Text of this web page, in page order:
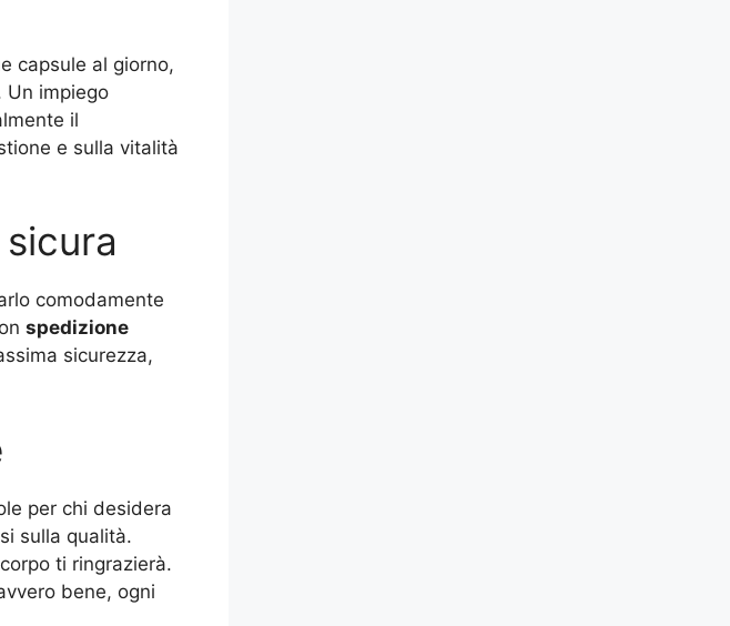
capsule al giorno,
Un impiego
il
e sulla vitalità
comodamente
spedizione
sicurezza,
per chi desidera
sulla qualità.
ti ringrazierà.
bene, ogni